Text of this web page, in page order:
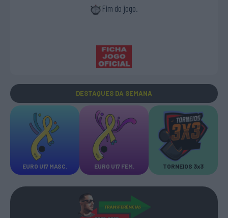
Fim do jogo.
DESTAQUES DA SEMANA
EURO U17 MASC. EURO U17 FEM. TORNEIOS 3x3